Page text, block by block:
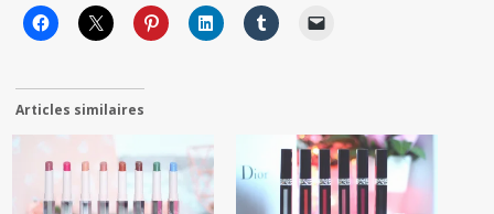
Articles similaires